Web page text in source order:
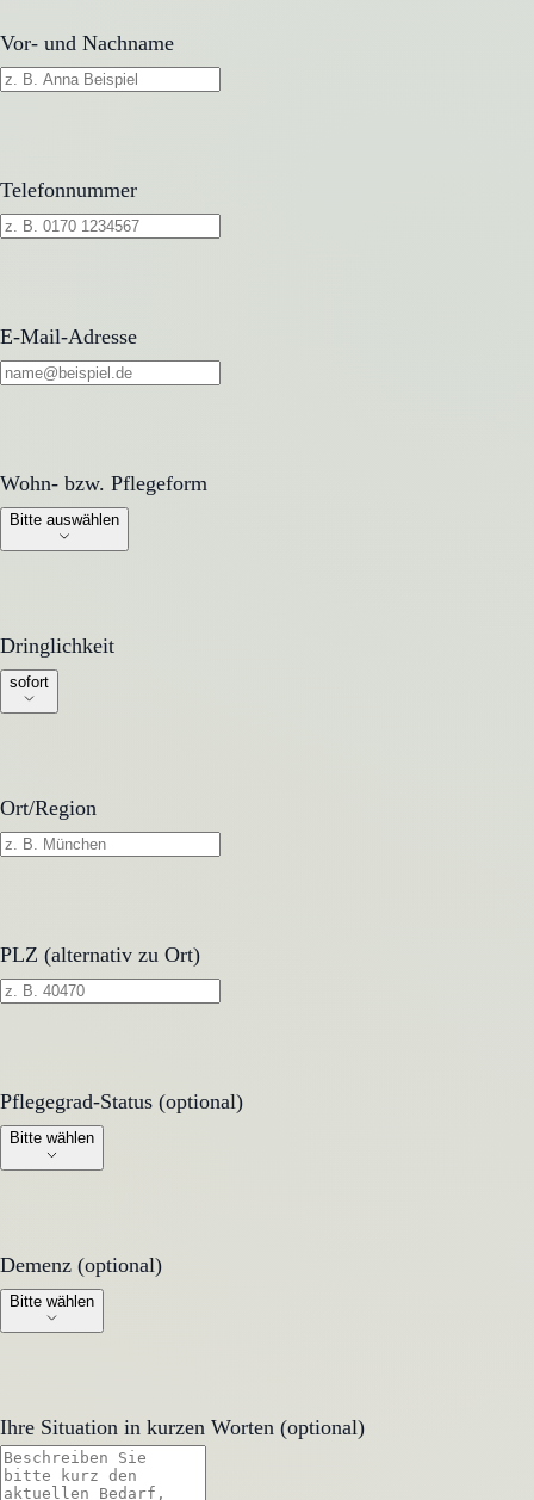
Vor- und Nachname
Telefonnummer
E-Mail-Adresse
Wohn- bzw. Pflegeform
Wohn- bzw. Pflegeform
Bitte auswählen
Dringlichkeit
Dringlichkeit
sofort
Ort/Region
PLZ (alternativ zu Ort)
Pflegegrad-Status (optional)
Pflegegrad-Status (optional)
Bitte wählen
Demenz (optional)
Demenz (optional)
Bitte wählen
Ihre Situation in kurzen Worten (optional)